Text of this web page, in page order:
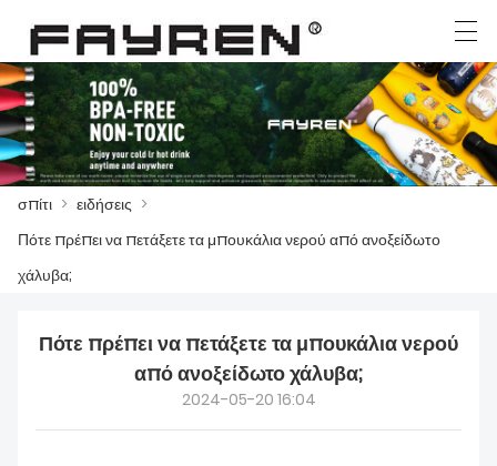
สินค้า
العربية Deutsch Ελληνική γλώσσα English
σπίτι > ειδήσεις >
Πότε πρέπει να πετάξετε τα μπουκάλια νερού από ανοξείδωτο
χάλυβα;
Πότε πρέπει να πετάξετε τα μπουκάλια νερού
από ανοξείδωτο χάλυβα;
2024-05-20 16:04